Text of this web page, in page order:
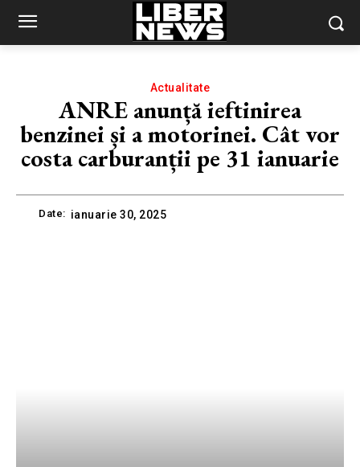
Actualitate
ANRE anunță ieftinirea
benzinei și a motorinei. Cât vor
costa carburanții pe 31 ianuarie
Date: ianuarie 30, 2025